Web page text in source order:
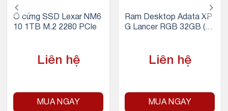
Ổ cứng SSD Lexar NM6
10 1TB M.2 2280 PCIe
Liên hệ
MUA NGAY
Ram Desktop Adata XP
G Lancer RGB 32GB (2x
Liên hệ
MUA NGAY